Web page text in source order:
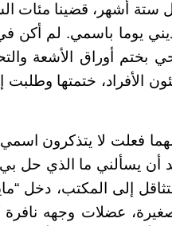
ستة أشهر، قضينا مئات
يوما باسمي. لم
بختم أوراق الأشعة
الأفراد، ختمتها
فعلت لا يتذكرون
أن يسألني ما الذي حل
إلى المكتب، دخل
عضلات وجهه نافرة